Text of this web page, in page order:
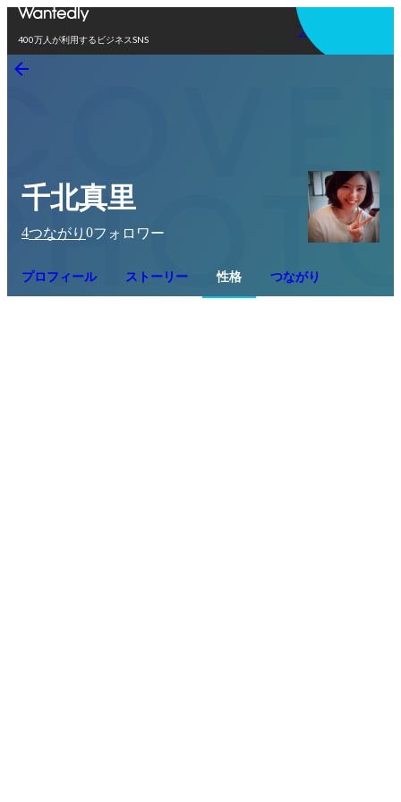
400万人が利用するビジネスSNS
アプリを使う
千北真里
4つながり 0フォロワー
プロフィール ストーリー 性格 つながり